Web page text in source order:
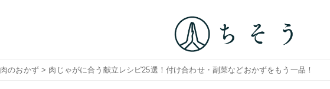
肉のおかず> 肉じゃがに合う献立レシピ25選！付け合わせ・副菜などおかずをもう一品！